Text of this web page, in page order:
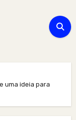
uma ideia para